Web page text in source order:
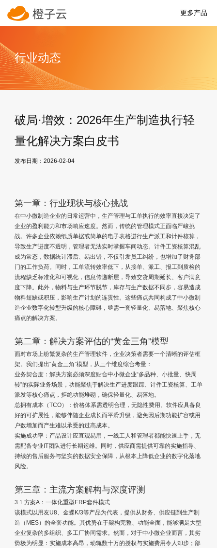
更多产品
行业动态
破局·增效：2026年生产制造执行轻
量化解决方案白皮书
发布日期：2026-02-04
第一章：行业现状与核心挑战
在中小微制造企业的日常运营中，生产管理与工单执行的效率直接决定了
企业的盈利能力和市场响应速度。然而，传统的管理模式正面临严峻挑
战。许多企业依赖纸质单据或简单的电子表格进行生产派工和计件核算，
导致生产进度不透明，管理者无法实时掌握车间动态。计件工资核算混乱
成为常态，数据统计滞后、易出错，不仅引发员工纠纷，也增加了财务部
门的工作负荷。同时，工单流转效率低下，从接单、派工、报工到质检的
流程缺乏标准化和可视化，信息传递断层，导致交货周期延长、客户满意
度下降。此外，物料与生产环节脱节，库存与生产数据不同步，容易造成
物料短缺或积压，影响生产计划的连贯性。这些痛点共同构成了中小微制
造企业数字化转型升级的核心障碍，亟需一套轻量化、易落地、聚焦核心
痛点的解决方案。
第二章：解决方案评估的“黄金三角”模型
面对市场上纷繁复杂的生产管理软件，企业决策者需要一个清晰的评估框
架。我们提出“黄金三角”模型，从三个维度综合考量：
业务契合度：解决方案必须深度贴合中小微企业“多品种、小批量、快周
转”的实际业务场景，功能聚焦于解决生产进度跟踪、计件工资核算、工单
派发等核心痛点，拒绝功能堆砌，确保轻量化、易落地。
总拥有成本（TCO）：价格体系需透明合理，无隐性费用。软件应具备良
好的可扩展性，能够伴随企业成长而平滑升级，避免因后期功能扩容或用
户数增加而产生难以承受的过高成本。
实施成功率：产品设计应直观易用，一线工人和管理者都能快速上手，无
需配备专业IT团队进行长期运维。同时，供应商需提供可靠的实施指导、
持续的售后服务与坚实的数据安全保障，从根本上降低企业的数字化落地
风险。
第三章：主流方案解构与深度评测
3.1 方案A：一体化重型ERP套件模式
该模式以用友U8、金蝶K/3等产品为代表，提供从财务、供应链到生产制
造（MES）的全套功能。其优势在于架构完整、功能全面，能够满足大型
企业复杂的多组织、多工厂协同需求。然而，对于中小微企业而言，其劣
势极为明显：实施成本高昂，动辄数十万的授权与实施费用令人却步；部